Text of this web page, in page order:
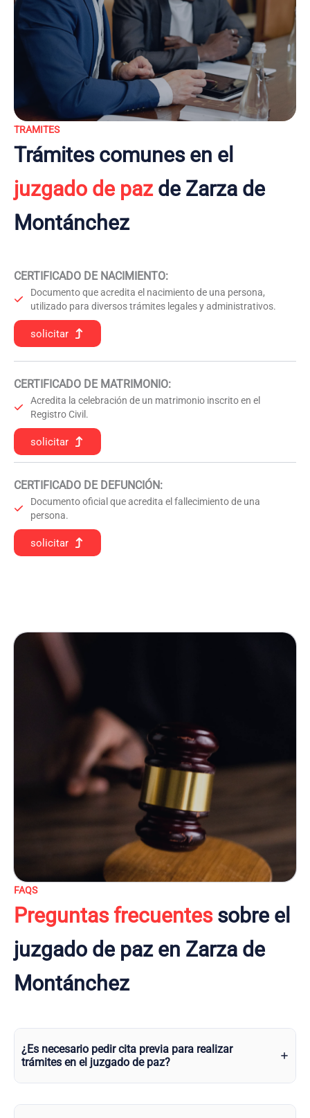
TRAMITES
Trámites comunes en el
juzgado de pazde Zarza de
Montánchez
CERTIFICADO DE NACIMIENTO:
Documento que acredita el nacimiento de una persona,
utilizado para diversos trámites legales y administrativos.
solicitar
CERTIFICADO DE MATRIMONIO:
Acredita la celebración de un matrimonio inscrito en el
Registro Civil.
solicitar
CERTIFICADO DE DEFUNCIÓN:
Documento oficial que acredita el fallecimiento de una
persona.
solicitar
FAQS
Preguntas frecuentessobre el
juzgado de paz en Zarza de
Montánchez
¿Es necesario pedir cita previa para realizar
trámites en el juzgado de paz?